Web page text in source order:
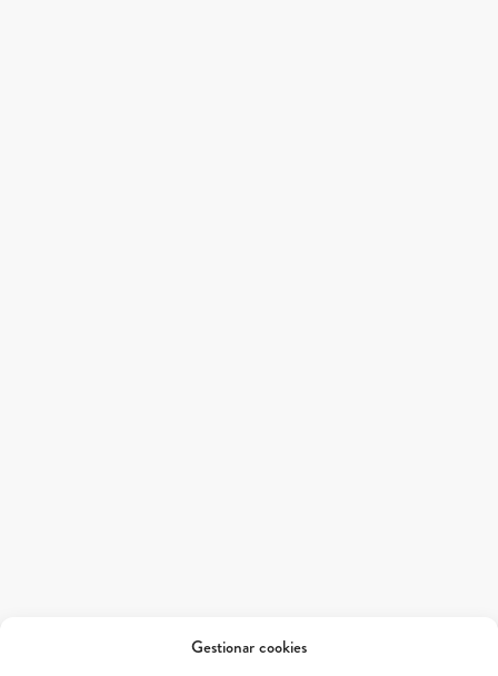
Gestionar cookies